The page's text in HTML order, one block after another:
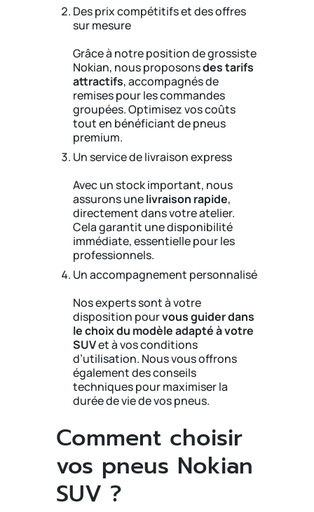
Des prix compétitifs et des offres
sur mesure
Grâce à notre position de grossiste
Nokian, nous proposonsdes tarifs
attractifs, accompagnés de
remises pour les commandes
groupées. Optimisez vos coûts
tout en bénéficiant de pneus
premium.
Un service de livraison express
Avec un stock important, nous
assurons unelivraison rapide,
directement dans votre atelier.
Cela garantit une disponibilité
immédiate, essentielle pour les
professionnels.
Un accompagnement personnalisé
Nos experts sont à votre
disposition pourvous guider dans
le choix du modèle adapté à votre
SUVet à vos conditions
d’utilisation. Nous vous offrons
également des conseils
techniques pour maximiser la
durée de vie de vos pneus.
Comment choisir
vos pneus Nokian
SUV ?